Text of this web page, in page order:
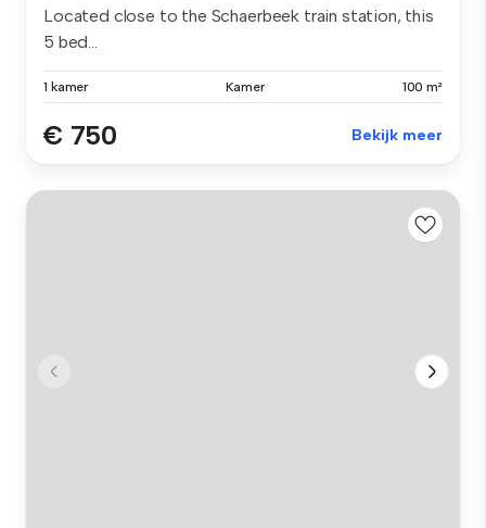
Located close to the Schaerbeek train station, this
5 bed...
1 kamer Kamer 100 m²
€ 750 Bekijk meer